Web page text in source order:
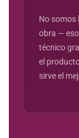
No somos
obra —
técnico
el
sirve el